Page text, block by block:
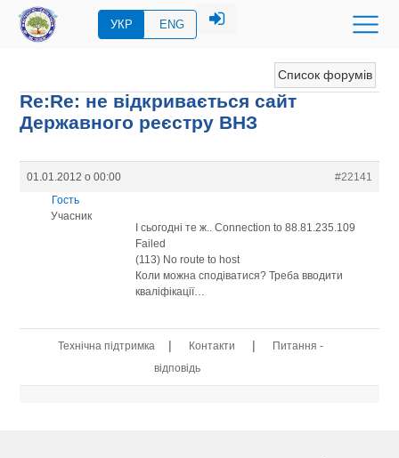
УКР ENG
Список форумів
Re:Re: не відкривається сайт
Державного реєстру ВНЗ
01.01.2012 о 00:00
#22141
Гость
Учасник
І сьогодні те ж.. Connection to 88.81.235.109
Failed
(113) No route to host
Коли можна сподіватися? Треба вводити
кваліфікації…
Технічна підтримка | Контакти |
Питання -
відповідь